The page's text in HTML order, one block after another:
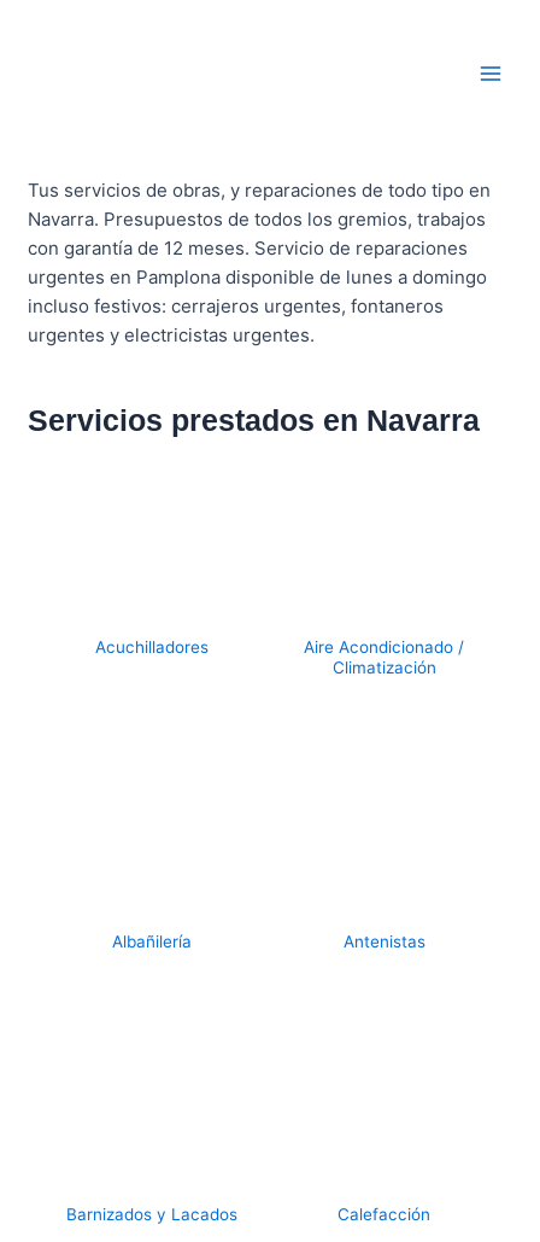
Tus servicios de obras, y reparaciones de todo tipo en
Navarra. Presupuestos de todos los gremios, trabajos
con garantía de 12 meses. Servicio de reparaciones
urgentes en Pamplona disponible de lunes a domingo
incluso festivos: cerrajeros urgentes, fontaneros
urgentes y electricistas urgentes.
Servicios prestados en Navarra
Acuchilladores
Aire Acondicionado /
Climatización
Albañilería Antenistas
Barnizados y Lacados Calefacción